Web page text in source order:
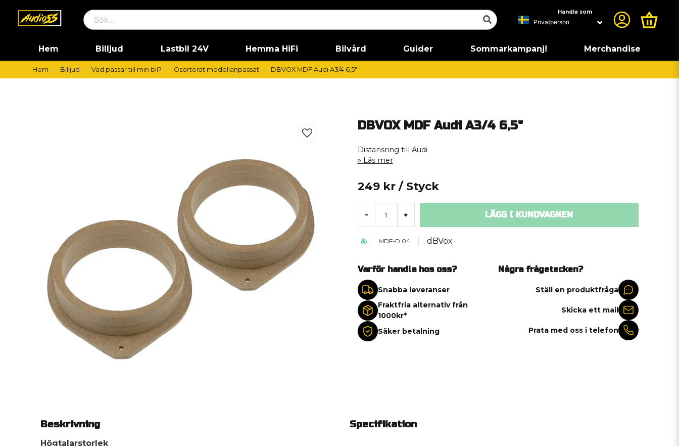
Handla som
Hem Billjud Lastbil 24V Hemma HiFi Bilvård Guider Sommarkampanj! Merchandise
Hem Billjud Vad passar till min bil? Osorterat modellanpassat DBVOX MDF Audi A3/4 6,5"
DBVOX MDF Audi A3/4 6,5"
Distansring till Audi
Läs mer
249 kr / Styck
- + LÄGG I KUNDVAGNEN
MDF-D.04 dBVox
Varför handla hos oss?
Snabba leveranser
Fraktfria alternativ från
1000kr*
Säker betalning
Några frågetecken?
Ställ en produktfråga
Skicka ett mail
Prata med oss i telefon
Beskrivning
Högtalarstorlek
Specifikation